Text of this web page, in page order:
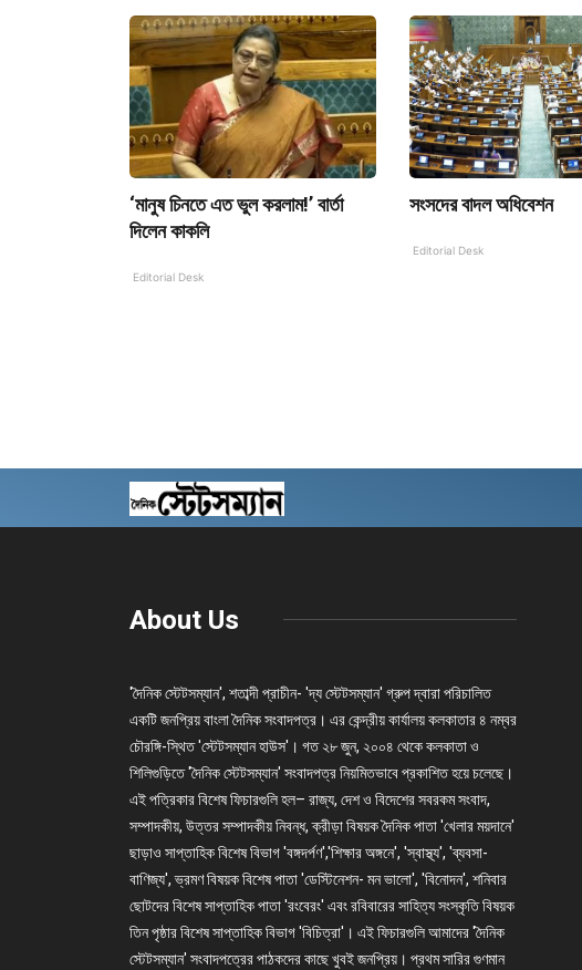
‘মানুষ চিনতে এত ভুল করলাম!’ বার্তা
দিলেন কাকলি
Editorial Desk
সংসদের বাদল অধিবেশন
Editorial Desk
About Us
'দৈনিক স্টেটসম্যান', শতাব্দী প্রাচীন- 'দ্য স্টেটসম্যান' গ্রুপ দ্বারা পরিচালিত
একটি জনপ্রিয় বাংলা দৈনিক সংবাদপত্র। এর কেন্দ্রীয় কার্যালয় কলকাতার ৪ নম্বর
চৌরঙ্গি-স্থিত 'স্টেটসম্যান হাউস'। গত ২৮ জুন, ২০০৪ থেকে কলকাতা ও
শিলিগুড়িতে 'দৈনিক স্টেটসম্যান' সংবাদপত্র নিয়মিতভাবে প্রকাশিত হয়ে চলেছে।
এই পত্রিকার বিশেষ ফিচারগুলি হল– রাজ্য, দেশ ও বিদেশের সবরকম সংবাদ,
সম্পাদকীয়, উত্তর সম্পাদকীয় নিবন্ধ, ক্রীড়া বিষয়ক দৈনিক পাতা 'খেলার ময়দানে'
ছাড়াও সাপ্তাহিক বিশেষ বিভাগ 'বঙ্গদর্পণ','শিক্ষার অঙ্গনে', 'স্বাস্থ্য', 'ব্যবসা-
বাণিজ্য', ভ্রমণ বিষয়ক বিশেষ পাতা 'ডেস্টিনেশন- মন ভালো', 'বিনোদন', শনিবার
ছোটদের বিশেষ সাপ্তাহিক পাতা 'রংবেরং' এবং রবিবারের সাহিত্য সংস্কৃতি বিষয়ক
তিন পৃষ্ঠার বিশেষ সাপ্তাহিক বিভাগ 'বিচিত্রা'। এই ফিচারগুলি আমাদের 'দৈনিক
স্টেটসম্যান' সংবাদপত্রের পাঠকদের কাছে খুবই জনপ্রিয়। প্রথম সারির গুণমান